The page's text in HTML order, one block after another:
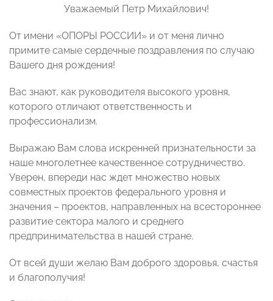
Уважаемый Петр Михайлович!
От имени «ОПОРЫ РОССИИ» и от меня лично
примите самые сердечные поздравления по случаю
Вашего дня рождения!
Вас знают, как руководителя высокого уровня,
которого отличают ответственность и
профессионализм.
Выражаю Вам слова искренней признательности за
наше многолетнее качественное сотрудничество.
Уверен, впереди нас ждет множество новых
совместных проектов федерального уровня и
значения – проектов, направленных на всестороннее
развитие сектора малого и среднего
предпринимательства в нашей стране.
От всей души желаю Вам доброго здоровья, счастья
и благополучия!